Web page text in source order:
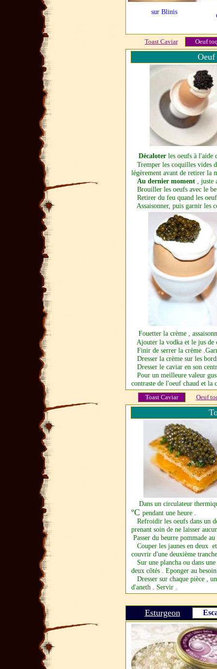
sur Blinis
Toast Caviar Oeuf
Décaloter les oeufs à l'aide
Tremper les coquilles vides
légèrement avant de retirer la
Au dernier moment , juste
Brouiller les oeufs avec le
Retirer du feu quand les
Assaisonner, puis garnir les
Fouetter la crème ,
Ajouter la vodka et le jus de
Finir de serrer la crème
Dresser la crème sur les
Dresser le caviar en son
Pour un meilleure valeur
contraste de l'oeuf chaud et la
Toast Caviar Oeuf
Dans un circulateur
ºC pendant une heure .
Refroidir les oeufs dans un
prenant soin de ne laisser
Passer du beurre pommade
Couper les jaunes en deux
couvrir d'une deuxième
Sur une plancha ou dans
deux côtés . Eponger au
Dresser sur chaque pièce ,
d'aneth . Servir .
Esturgeon